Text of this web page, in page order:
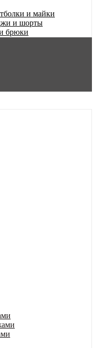
и майки
и шорты
брюки